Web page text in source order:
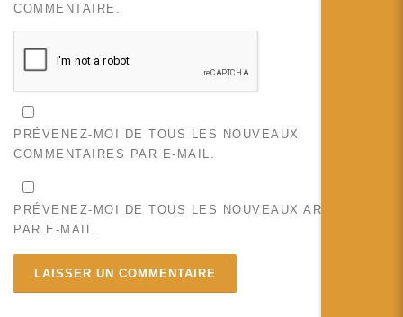
COMMENTAIRE.
PRÉVENEZ-MOI DE TOUS LES NOUVEAUX
COMMENTAIRES PAR E-MAIL.
PRÉVENEZ-MOI DE TOUS LES NOUVEAUX ARTICLES
PAR E-MAIL.